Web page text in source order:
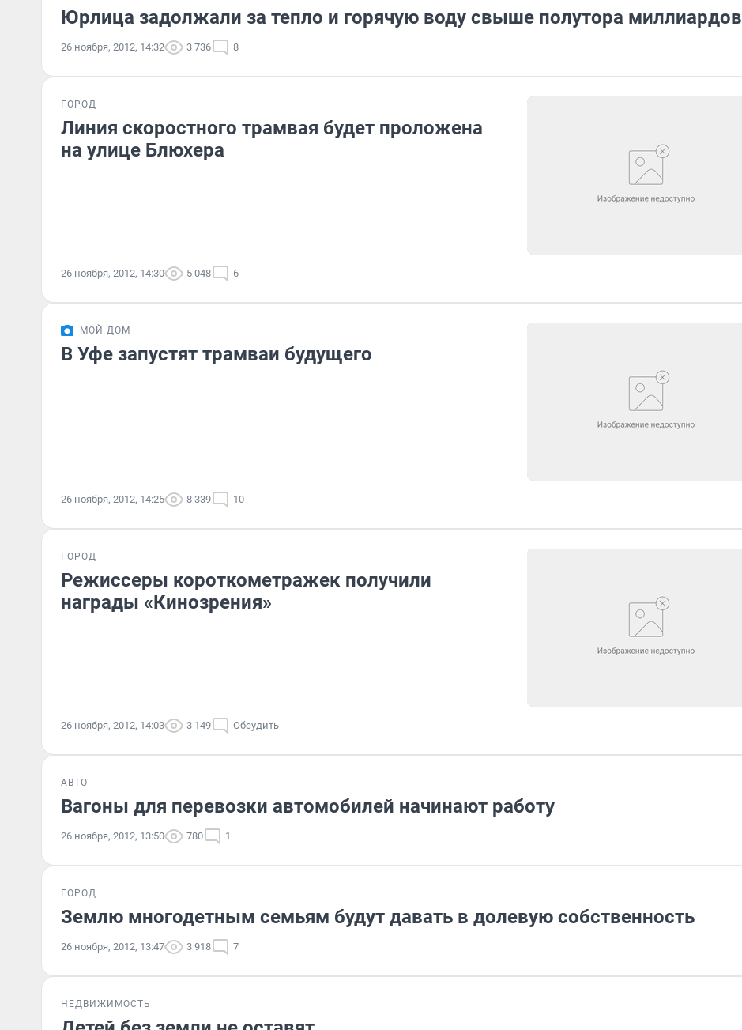
Юрлица задолжали за тепло и горячую воду свыше полутора миллиардов
26 ноября, 2012, 14:32 3 736 8
ГОРОД
Линия скоростного трамвая будет проложена
на улице Блюхера
26 ноября, 2012, 14:30 5 048 6
МОЙ ДОМ
В Уфе запустят трамваи будущего
26 ноября, 2012, 14:25 8 339 10
ГОРОД
Режиссеры короткометражек получили
награды «Кинозрения»
26 ноября, 2012, 14:03 3 149 Обсудить
АВТО
Вагоны для перевозки автомобилей начинают работу
26 ноября, 2012, 13:50 780 1
ГОРОД
Землю многодетным семьям будут давать в долевую собственность
26 ноября, 2012, 13:47 3 918 7
НЕДВИЖИМОСТЬ